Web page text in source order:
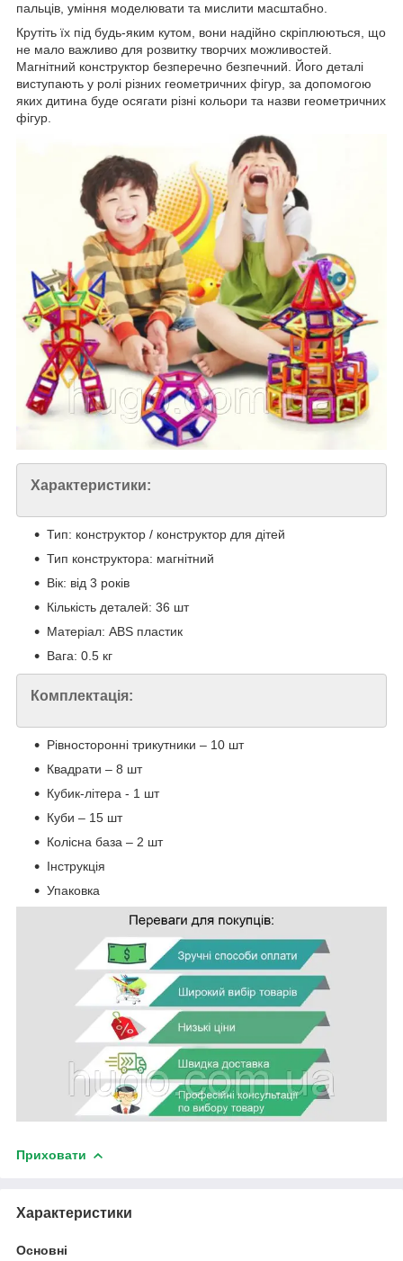
пальців, уміння моделювати та мислити масштабно.
Крутіть їх під будь-яким кутом, вони надійно скріплюються, що
не мало важливо для розвитку творчих можливостей.
Магнітний конструктор безперечно безпечний. Його деталі
виступають у ролі різних геометричних фігур, за допомогою
яких дитина буде осягати різні кольори та назви геометричних
фігур.
Характеристики:
Тип: конструктор / конструктор для дітей
Тип конструктора: магнітний
Вік: від 3 років
Кількість деталей: 36 шт
Матеріал: ABS пластик
Вага: 0.5 кг
Комплектація:
Рівносторонні трикутники – 10 шт
Квадрати – 8 шт
Кубик-літера - 1 шт
Куби – 15 шт
Колісна база – 2 шт
Інструкція
Упаковка
Приховати
Характеристики
Основні